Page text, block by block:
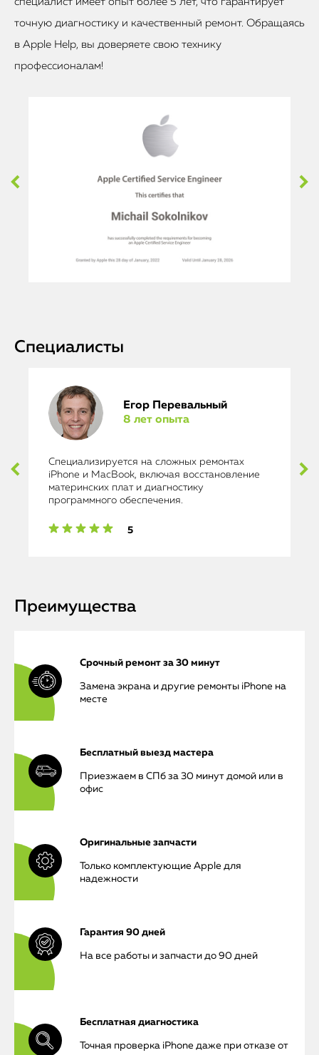
точную диагностику и качественный ремонт. Обращаясь
в Apple Help, вы доверяете свою технику
профессионалам!
Специалисты
Егор Перевальный
8 лет опыта
Специализируется на сложных ремонтах
iPhone и MacBook, включая восстановление
материнских плат и диагностику
программного обеспечения.
5
Преимущества
Срочный ремонт за 30 минут
Замена экрана и другие ремонты iPhone на
месте
Бесплатный выезд мастера
Приезжаем в СПб за 30 минут домой или в
офис
Оригинальные запчасти
Только комплектующие Apple для
надежности
Гарантия 90 дней
На все работы и запчасти до 90 дней
Бесплатная диагностика
Точная проверка iPhone даже при отказе от